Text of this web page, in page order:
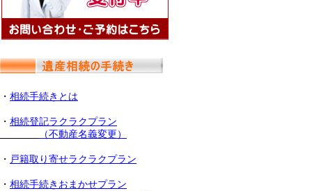
・ 相続手続きとは
・ 相続登記ラクラクプラン
（不動産名義変更）
・ 戸籍取り寄せラクラクプラン
・ 相続手続きおまかせプラン